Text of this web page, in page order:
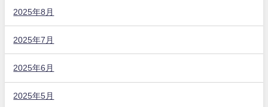
2025年8月
2025年7月
2025年6月
2025年5月